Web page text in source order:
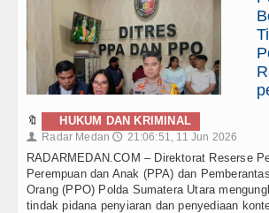
🔖 HUKUM DAN KRIMINAL
👤 Radar Medan 🕔 21:06:51, 11 Jun 2026
RADARMEDAN.COM – Direktorat Reserse
Perempuan dan Anak (PPA) dan
Orang (PPO) Polda Sumatera Utara
tindak pidana penyiaran dan penyediaan